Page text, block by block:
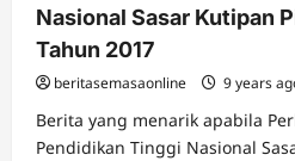
Nasional Sasar Kutipan
Tahun 2017
beritasemasaonline 9 years
Berita yang menarik apabila
Pendidikan Tinggi Nasional